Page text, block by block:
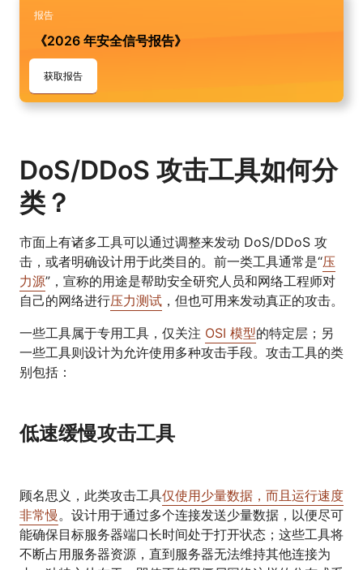
报告
《2026 年安全信号报告》
获取报告
DoS/DDoS 攻击工具如何分
类？
市面上有诸多工具可以通过调整来发动 DoS/DDoS 攻
击，或者明确设计用于此类目的。前一类工具通常是“压
力源”，宣称的用途是帮助安全研究人员和网络工程师对
自己的网络进行压力测试 ，但也可用来发动真正的攻击。
一些工具属于专用工具，仅关注 OSI 模型的特定层；另
一些工具则设计为允许使用多种攻击手段。攻击工具的类
别包括：
低速缓慢攻击工具
顾名思义，此类攻击工具仅使用少量数据，而且运行速度
非常慢 。设计用于通过多个连接发送少量数据，以便尽可
能确保目标服务器端口长时间处于打开状态；这些工具将
不断占用服务器资源，直到服务器无法维持其他连接为